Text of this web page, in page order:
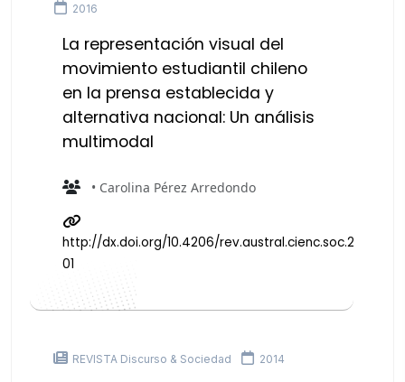
2016
La representación visual del
movimiento estudiantil chileno
en la prensa establecida y
alternativa nacional: Un análisis
multimodal
• Carolina Pérez Arredondo
http://dx.doi.org/10.4206/rev.austral.cienc.soc.2016.n30-
01
REVISTA Discurso & Sociedad 2014